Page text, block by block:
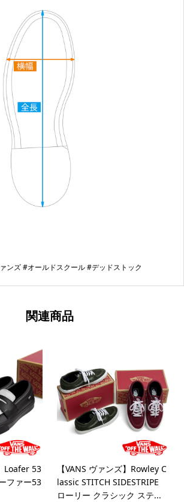
ンズ #オールドスクール #デッドストック
関連商品
Loafer 53
ファー53
【VANS ヴァンズ】Rowley C
lassic STITCH SIDESTRIPE
ローリー クラシック ステ...